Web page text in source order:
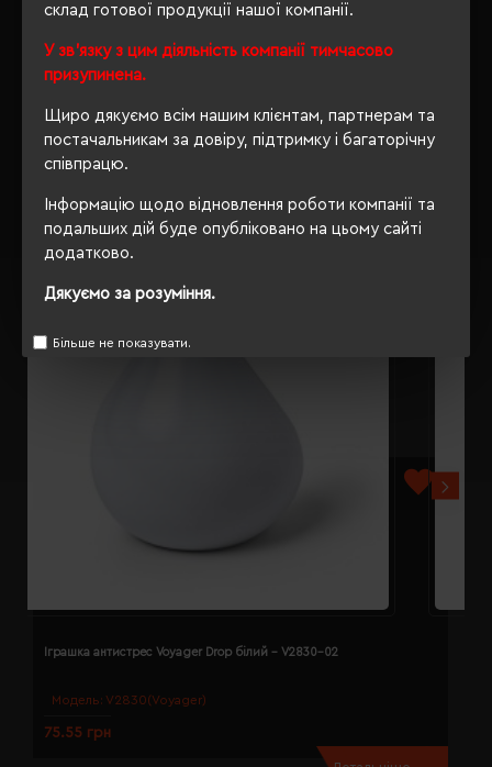
склад готової продукції нашої компанії.
У зв'язку з цим діяльність компанії тимчасово
призупинена.
Щиро дякуємо всім нашим клієнтам, партнерам та
постачальникам за довіру, підтримку і багаторічну
співпрацю.
Інформацію щодо відновлення роботи компанії та
подальших дій буде опубліковано на цьому сайті
додатково.
Дякуємо за розуміння.
Більше не показувати.
ВІДГУКИ
РЕКОМЕНДУЄМО
Модель: V2830(Voyager)
Іграшка антистрес Voyager Drop білий - V2830-02
75.55 грн